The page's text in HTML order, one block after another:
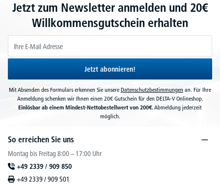
Jetzt zum Newsletter anmelden und 20€
Willkommensgutschein erhalten
Jetzt abonnieren!
Mit Absenden des Formulars erkennen Sie unsere Datenschutzbestimmungen an. Für Ihre
Anmeldung schenken wir Ihnen einen 20€ Gutschein für den DELTA-V Onlineshop.
Einlösbar ab einem Mindest-Nettobestellwert von 200€.Abmeldung jederzeit
möglich.
So erreichen Sie uns
Montag bis Freitag 8:00 – 17:00 Uhr
+49 2339 / 909 850
+49 2339 / 909 501